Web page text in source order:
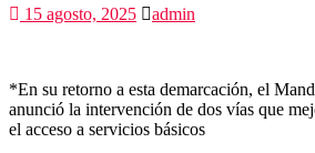
15 agosto, 2025 admin
*En su retorno a esta demarcación, el
anunció la intervención de dos vías que
el acceso a servicios básicos